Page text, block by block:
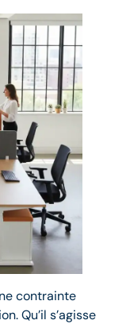
contrainte
Qu’il s’agisse